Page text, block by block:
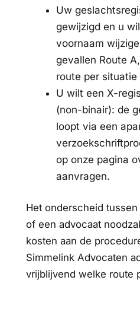
Uw
gewijzigd en u
voornaam
gevallen Route
route per situatie
U wilt een X-
(non-binair): de
loopt via een
op onze pagina
aanvragen.
Het onderscheid
of een advocaat
kosten aan de
Simmelink Advocaten
vrijblijvend welke route